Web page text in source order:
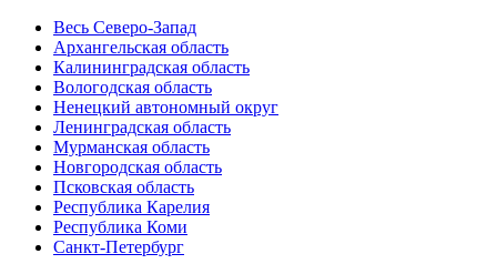
Весь Северо-Запад
Архангельская область
Калининградская область
Вологодская область
Ненецкий автономный округ
Ленинградская область
Мурманская область
Новгородская область
Псковская область
Республика Карелия
Республика Коми
Санкт-Петербург